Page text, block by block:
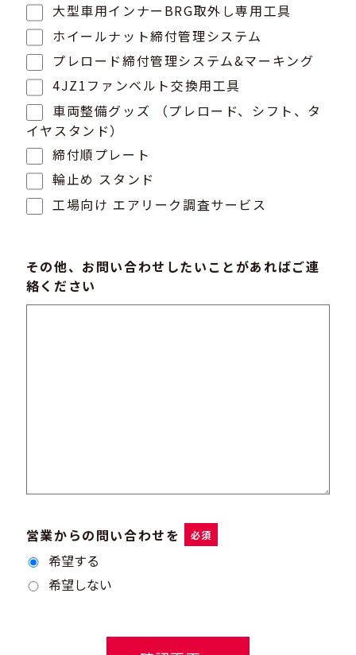
大型車用インナーBRG取外し専用工具
ホイールナット締付管理システム
プレロード締付管理システム&マーキング
4JZ1ファンベルト交換用工具
車両整備グッズ （プレロード、シフト、タ
イヤスタンド）
締付順プレート
輪止め スタンド
工場向け エアリーク調査サービス
その他、お問い合わせしたいことがあればご連
絡ください
必須
営業からの問い合わせを
希望する
希望しない